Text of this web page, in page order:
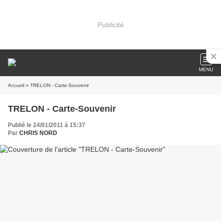
Publicité
MENU
Accueil » TRELON - Carte-Souvenir
TRELON - Carte-Souvenir
Publié le 24/01/2011 à 15:37
Par CHRIS NORD